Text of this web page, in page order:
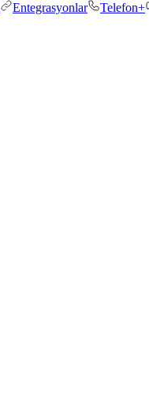
Entegrasyonlar Telefon+